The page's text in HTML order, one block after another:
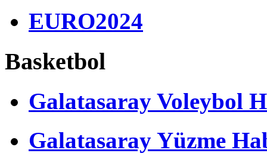
EURO2024
Basketbol
Galatasaray Voleybol
Galatasaray Yüzme